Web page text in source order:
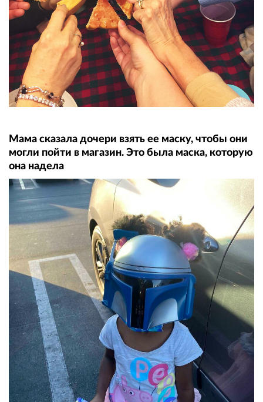
Мама сказала дочери взять ее маску, чтобы они
могли пойти в магазин. Это была маска, которую
она надела